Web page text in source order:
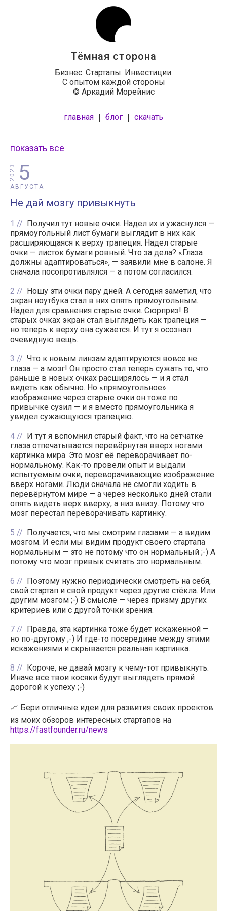
Тёмная сторона
Бизнес. Стартапы. Инвестиции.
С опытом каждой стороны
© Аркадий Морейнис
главная | блог | скачать
показать все
5
АВГУСТА
2023
Не дай мозгу привыкнуть
1
Получил тут новые очки. Надел их и ужаснулся —
прямоугольный лист бумаги выглядит в них как
расширяющаяся к верху трапеция. Надел старые
очки — листок бумаги ровный. Что за дела? «Глаза
должны адаптироваться», — заявили мне в салоне. Я
сначала посопротивлялся — а потом согласился.
2
Ношу эти очки пару дней. А сегодня заметил, что
экран ноутбука стал в них опять прямоугольным.
Надел для сравнения старые очки. Сюрприз! В
старых очках экран стал выглядеть как трапеция —
но теперь к верху она сужается. И тут я осознал
очевидную вещь.
3
Что к новым линзам адаптируются вовсе не
глаза — а мозг! Он просто стал теперь сужать то, что
раньше в новых очках расширялось — и я стал
видеть как обычно. Но «прямоугольное»
изображение через старые очки он тоже по
привычке сузил — и я вместо прямоугольника я
увидел сужающуюся трапецию.
4
И тут я вспомнил старый факт, что на сетчатке
глаза отпечатывается перевёрнутая вверх ногами
картинка мира. Это мозг её переворачивает по-
нормальному. Как-то провели опыт и выдали
испытуемым очки, переворачивающие изображение
вверх ногами. Люди сначала не смогли ходить в
перевёрнутом мире — а через несколько дней стали
опять видеть верх вверху, а низ внизу. Потому что
мозг перестал переворачивать картинку.
5
Получается, что мы смотрим глазами — а видим
мозгом. И если мы видим продукт своего стартапа
нормальным — это не потому что он нормальный ;-) А
потому что мозг привык считать это нормальным.
6
Поэтому нужно периодически смотреть на себя,
свой стартап и свой продукт через другие стёкла. Или
другим мозгом ;-) В смысле — через призму других
критериев или с другой точки зрения.
7
Правда, эта картинка тоже будет искажённой —
но по-другому ;-) И где-то посередине между этими
искажениями и скрывается реальная картинка.
8
Короче, не давай мозгу к чему-тот привыкнуть.
Иначе все твои косяки будут выглядеть прямой
дорогой к успеху ;-)
📈 Бери отличные идеи для развития своих проектов
из моих обзоров интересных стартапов на
https://fastfounder.ru/news